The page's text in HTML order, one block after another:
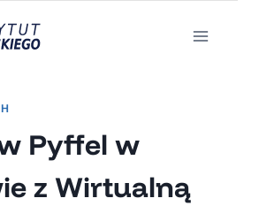
Pyffel w
z Wirtualną